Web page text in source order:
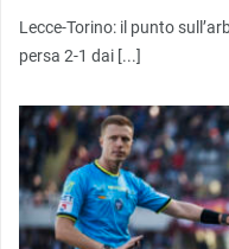
Lecce-Torino: il punto
persa 2-1 dai [...]